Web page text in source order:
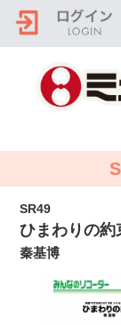
SR49
ひまわりの約
秦基博